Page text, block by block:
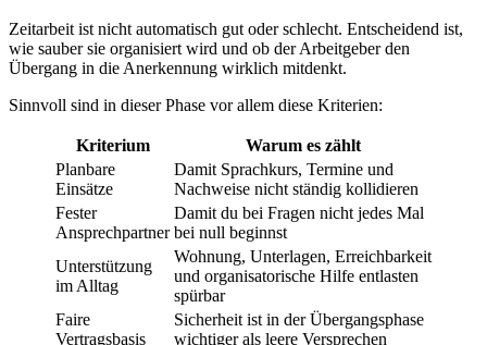
Zeitarbeit ist nicht automatisch gut oder schlecht. Entscheidend ist,
wie sauber sie organisiert wird und ob der Arbeitgeber den
Übergang in die Anerkennung wirklich mitdenkt.
Sinnvoll sind in dieser Phase vor allem diese Kriterien:
Kriterium
Warum es zählt
Planbare
Einsätze
Damit Sprachkurs, Termine und
Nachweise nicht ständig kollidieren
Fester
Ansprechpartner
Damit du bei Fragen nicht jedes Mal
bei null beginnst
Unterstützung
im Alltag
Wohnung, Unterlagen, Erreichbarkeit
und organisatorische Hilfe entlasten
spürbar
Faire
Vertragsbasis
Sicherheit ist in der Übergangsphase
wichtiger als leere Versprechen